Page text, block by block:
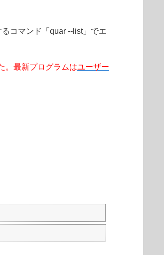
コマンド「quar --list」でエ
。最新プログラムはユーザー